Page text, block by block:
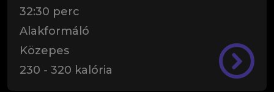
32:30 perc
Alakformáló
Közepes
230 - 320 kalória